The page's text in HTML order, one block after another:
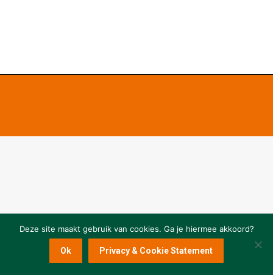
Deze site maakt gebruik van cookies. Ga je hiermee akkoord?
Ok Privacy & Cookie Statement